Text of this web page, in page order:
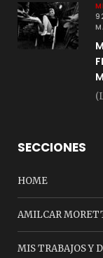
SECCIONES
HOME
AMILCAR
MIS TRABAJOS Y